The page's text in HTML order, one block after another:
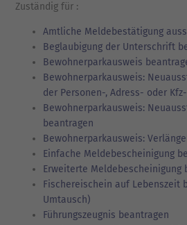
Zuständig für :
Amtliche Meldebestätigung
Beglaubigung der Unterschrift
Bewohnerparkausweis
Bewohnerparkausweis:
der Personen-, Adress- oder
Bewohnerparkausweis:
beantragen
Bewohnerparkausweis:
Einfache Meldebescheinigung
Erweiterte Meldebescheinigung
Fischereischein auf Lebenszeit
Umtausch)
Führungszeugnis beantragen